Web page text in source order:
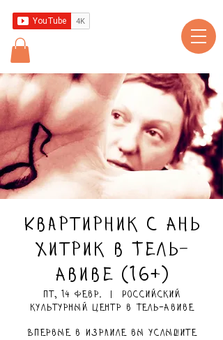
Квартирник с Ань
Хитрик в Тель-
Авиве (16+)
пт, 14 февр.
Российский
культурный центр в Тель-Авиве
Впервые в Израиле вы услышите